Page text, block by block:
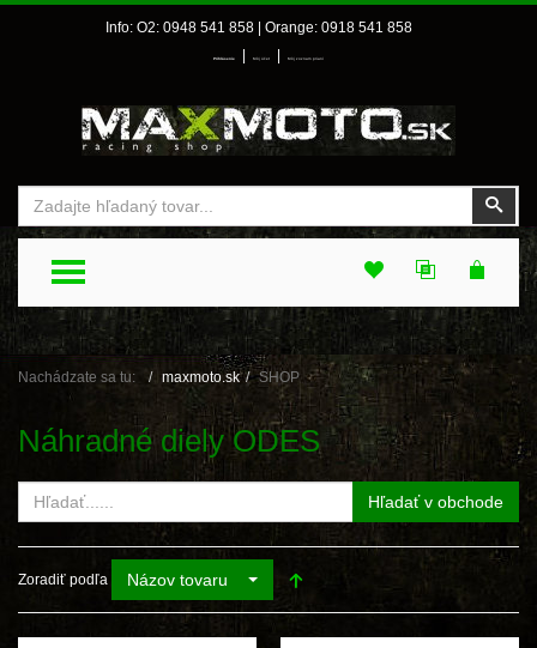
Info: O2: 0948 541 858 | Orange: 0918 541 858
Prihlásenie Môj účet Môj zoznam prianí
TOGGLE MENU
Nachádzate sa tu: maxmoto.sk SHOP
Náhradné diely ODES
Hľadať v obchode
Zoradiť podľa Názov tovaru